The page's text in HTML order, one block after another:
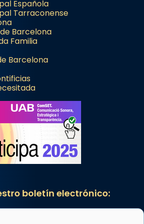
Española
Tarraconense
Barcelona
Familia
Barcelona
boletín electrónico: